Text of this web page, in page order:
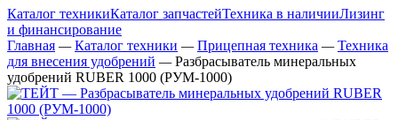
Каталог техникиКаталог запчастейТехника в наличииЛизинг
и финансирование
Главная — Каталог техники — Прицепная техника — Техника
для внесения удобрений — Разбрасыватель минеральных
удобрений RUBER 1000 (РУМ-1000)